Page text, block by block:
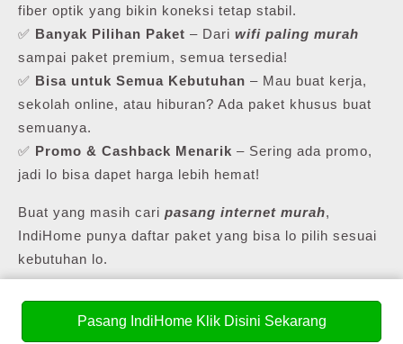
fiber optik yang bikin koneksi tetap stabil.
✅ Banyak Pilihan Paket – Dari wifi paling murah
sampai paket premium, semua tersedia!
✅ Bisa untuk Semua Kebutuhan – Mau buat kerja,
sekolah online, atau hiburan? Ada paket khusus buat
semuanya.
✅ Promo & Cashback Menarik – Sering ada promo,
jadi lo bisa dapet harga lebih hemat!
Buat yang masih cari pasang internet murah,
IndiHome punya daftar paket yang bisa lo pilih sesuai
kebutuhan lo.
💰 Daftar Harga Paket Pasang WiFi Murah
Pasang IndiHome Klik Disini Sekarang